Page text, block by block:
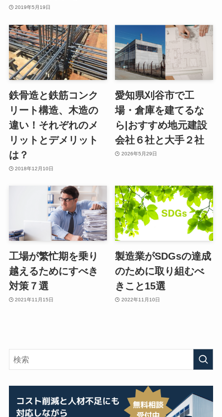
2019年5月19日
鉄骨造と鉄筋コンク
リート構造、木造の
違い！それぞれのメ
リットとデメリット
は？
2018年12月10日
愛知県刈谷市で工
場・倉庫を建てるな
ら|おすすめ地元建設
会社６社と大手２社
2026年5月29日
工場が繁忙期を乗り
越えるためにすべき
対策７選
2021年11月15日
製造業がSDGsの達成
のために取り組むべ
きこと15選
2022年11月10日